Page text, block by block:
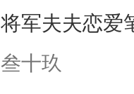
权，非独家
也要踩着刀尖
死不屈。……
后期忠犬太子
拍张照，当天
影帝家的爱宠
将军夫夫恋爱
叁十玖